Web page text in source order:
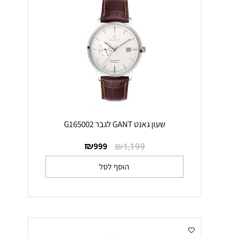
שעון גאנט GANT לגבר G165002
₪1,199
₪999
הוסף לסל